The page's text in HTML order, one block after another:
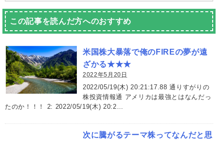
この記事を読んだ方へのおすすめ
米国株大暴落で俺のFIREの夢が遠
ざかる★★★
2022年5月20日
2022/05/19(木) 20:21:17.88 通りすがりの
株投資情報通 アメリカは最強とはなんだっ
たのか！！！ 2: 2022/05/19(木) 20:2…
次に騰がるテーマ株ってなんだと思